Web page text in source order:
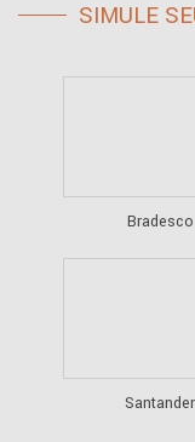
SIMULE
Bradesco
Santander